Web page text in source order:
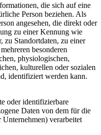
die sich auf eine
Person beziehen. Als
angesehen, die direkt oder
zu einer Kennung wie
zu Standortdaten, zu einer
besonderen
physiologischen,
kulturellen oder sozialen
identifiziert werden kann.
oder identifizierbare
Daten von dem für die
verarbeitet